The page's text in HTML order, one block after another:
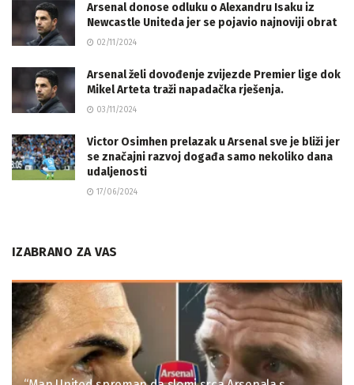
Arsenal donose odluku o Alexandru Isaku iz
Newcastle Uniteda jer se pojavio najnoviji obrat
02/11/2024
Arsenal želi dovođenje zvijezde Premier lige dok
Mikel Arteta traži napadačka rješenja.
03/11/2024
Victor Osimhen prelazak u Arsenal sve je bliži jer
se značajni razvoj događa samo nekoliko dana
udaljenosti
17/06/2024
IZABRANO ZA VAS